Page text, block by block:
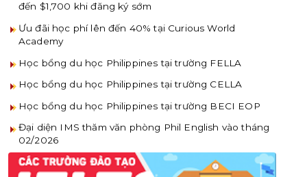
đến $1,700 khi đăng ký sớm
Ưu đãi học phí lên đến 40% tại Curious World
Academy
Học bổng du học Philippines tại trường FELLA
Học bổng du học Philippines tại trường CELLA
Học bổng du học Philippines tại trường BECI EOP
Đại diện IMS thăm văn phòng Phil English vào tháng
02/2026